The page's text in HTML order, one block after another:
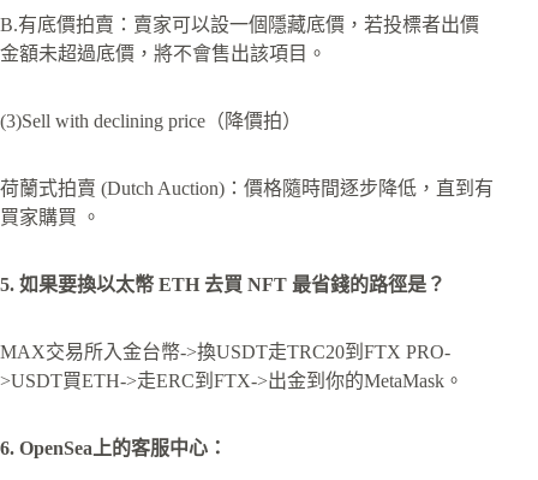
B.有底價拍賣：賣家可以設一個隱藏底價，若投標者出價
金額未超過底價，將不會售出該項目。
(3)Sell with declining price（降價拍）
荷蘭式拍賣 (Dutch Auction)：價格隨時間逐步降低，直到有
買家購買 。
5. 如果要換以太幣 ETH 去買 NFT 最省錢的路徑是？
MAX交易所入金台幣->換USDT走TRC20到FTX PRO-
>USDT買ETH->走ERC到FTX->出金到你的MetaMask。
6. OpenSea上的客服中心：